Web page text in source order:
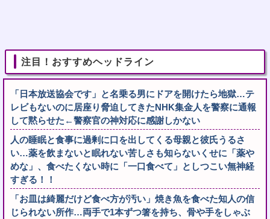
注目！おすすめヘッドライン
「日本放送協会です」と名乗る男にドアを開けたら地獄…テ
レビもないのに居座り脅迫してきたNHK集金人を警察に通報
して黙らせた←警察官の神対応に感謝しかない
人の睡眠と食事に過剰に口を出してくる母親と彼氏うるさ
い…薬を飲まないと眠れない苦しさも知らないくせに「薬や
めな」、食べたくない時に「一口食べて」としつこい無神経
すぎる！！
「お皿は綺麗だけど食べ方が汚い」焼き魚を食べた知人の信
じられない所作…両手で1本ずつ箸を持ち、骨や手をしゃぶ